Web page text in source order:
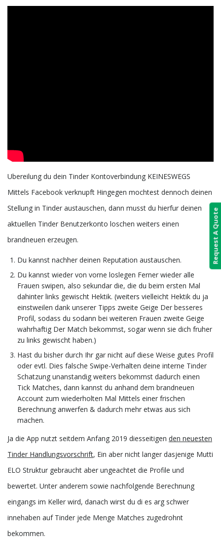
Ubereilung du dein Tinder Kontoverbindung KEINESWEGS
Mittels Facebook verknupft Hingegen mochtest dennoch deinen
Stellung in Tinder austauschen, dann musst du hierfur deinen
aktuellen Tinder Benutzerkonto loschen weiters einen
brandneuen erzeugen.
Du kannst nachher deinen Reputation austauschen.
Du kannst wieder von vorne loslegen Ferner wieder alle
Frauen swipen, also sekundar die, die du beim ersten Mal
dahinter links gewischt Hektik. (weiters vielleicht Hektik du ja
einstweilen dank unserer Tipps zweite Geige Der besseres
Profil, sodass du sodann bei weiteren Frauen zweite Geige
wahrhaftig Der Match bekommst, sogar wenn sie dich fruher
zu links gewischt haben.)
Hast du bisher durch Ihr gar nicht auf diese Weise gutes Profil
oder evtl. Dies falsche Swipe-Verhalten deine interne Tinder
Schatzung unanstandig weiters bekommst dadurch einen
Tick Matches, dann kannst du anhand dem brandneuen
Account zum wiederholten Mal Mittels einer frischen
Berechnung anwerfen & dadurch mehr etwas aus sich
machen.
Ja die App nutzt seitdem Anfang 2019 diesseitigen den neuesten
Tinder Handlungsvorschrift, Ein aber nicht langer dasjenige Mutti
ELO Struktur gebraucht aber ungeachtet die Profile und
bewertet. Unter anderem sowie nachfolgende Berechnung
eingangs im Keller wird, danach wirst du di es arg schwer
innehaben auf Tinder jede Menge Matches zugedrohnt
bekommen.
Request A Quote